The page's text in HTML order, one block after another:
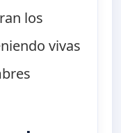
los
vivas